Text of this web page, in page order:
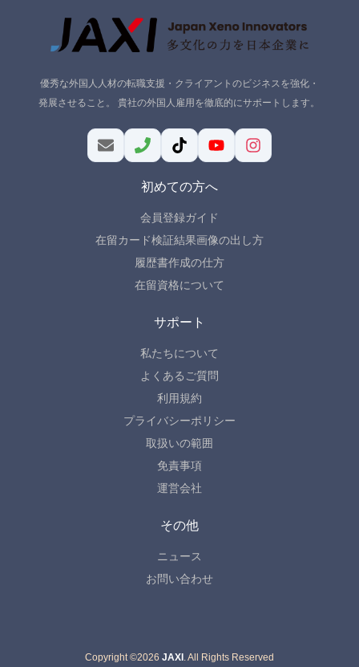
優秀な外国人人材の転職支援・クライアントのビジネスを強化・
発展させること。 貴社の外国人雇用を徹底的にサポートします。
初めての方へ
会員登録ガイド
在留カード検証結果画像の出し方
履歴書作成の仕方
在留資格について
サポート
私たちについて
よくあるご質問
利用規約
プライバシーポリシー
取扱いの範囲
免責事項
運営会社
その他
ニュース
お問い合わせ
Copyright ©2026 JAXI . All Rights Reserved